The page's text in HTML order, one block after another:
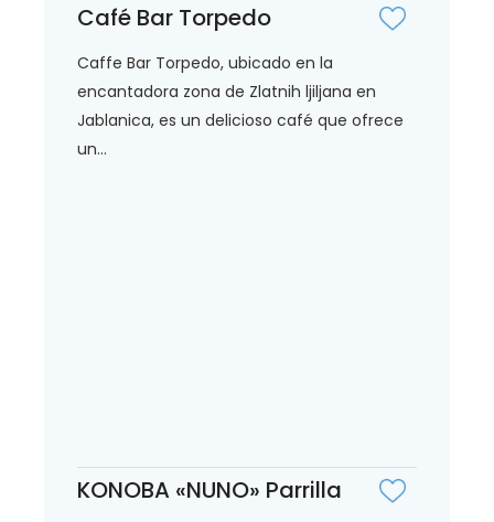
Café Bar Torpedo
Caffe Bar Torpedo, ubicado en la
encantadora zona de Zlatnih ljiljana en
Jablanica, es un delicioso café que ofrece
un...
KONOBA «NUNO» Parrilla